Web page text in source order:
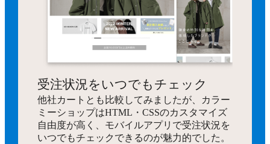
受注状況をいつでもチェック
他社カートとも比較してみましたが、カラー
ミーショップはHTML・CSSのカスタマイズ
自由度が高く、モバイルアプリで受注状況を
いつでもチェックできるのが魅力的でした。